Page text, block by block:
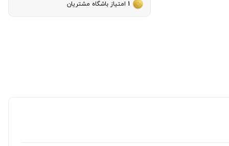
1 امتیاز باشگاه مشتریان